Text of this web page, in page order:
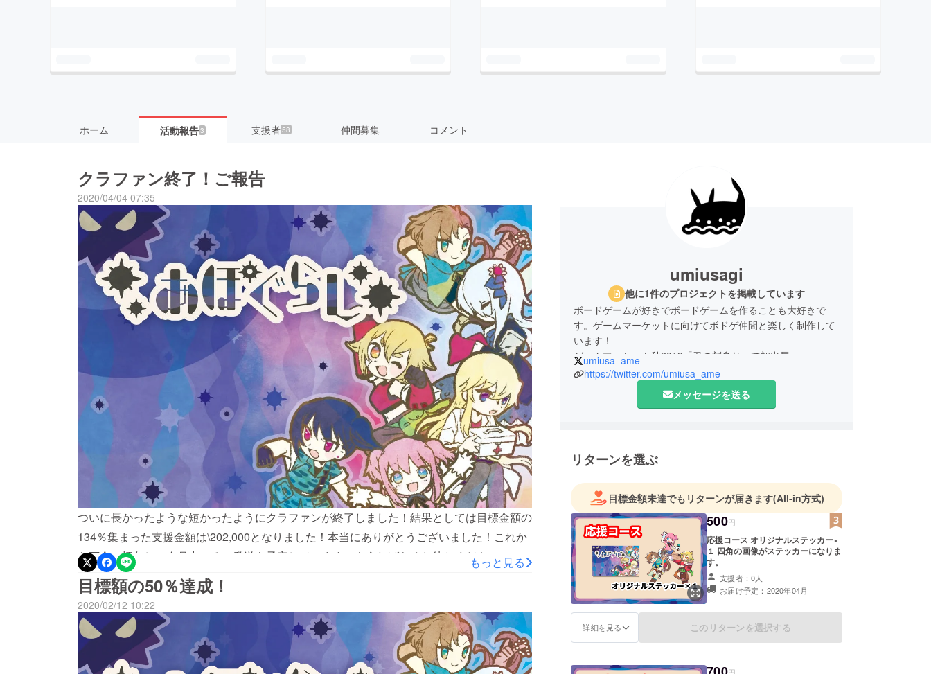
ホーム 活動報告3 支援者58 仲間募集 コメント
クラファン終了！ご報告
2020/04/04 07:35
ついに長かったような短かったようにクラファンが終了しました！結果としては目標金額の
134％集まった支援金額は\202,000となりました！本当にありがとうございました！これか
ら丁合、梱包し、今月中ごろに発送を予定しています。もうしばらくお待ちください！
もっと見る
目標額の50％達成！
2020/02/12 10:22
umiusagi
他に1件のプロジェクトを掲載しています
ボードゲームが好きでボードゲームを作ることも大好きで
す。ゲームマーケットに向けてボドゲ仲間と楽しく制作して
います！
ゲームマーケット秋2019「丑の刻参り」で初出展
umiusa_ame
https://twitter.com/umiusa_ame
メッセージを送る
リターンを選ぶ
目標金額未達でもリターンが届きます(All-in方式)
500円
応援コース オリジナルステッカー×
１ 四角の画像がステッカーになりま
す。
支援者：0人
お届け予定：2020年04月
詳細を見る このリターンを選択する